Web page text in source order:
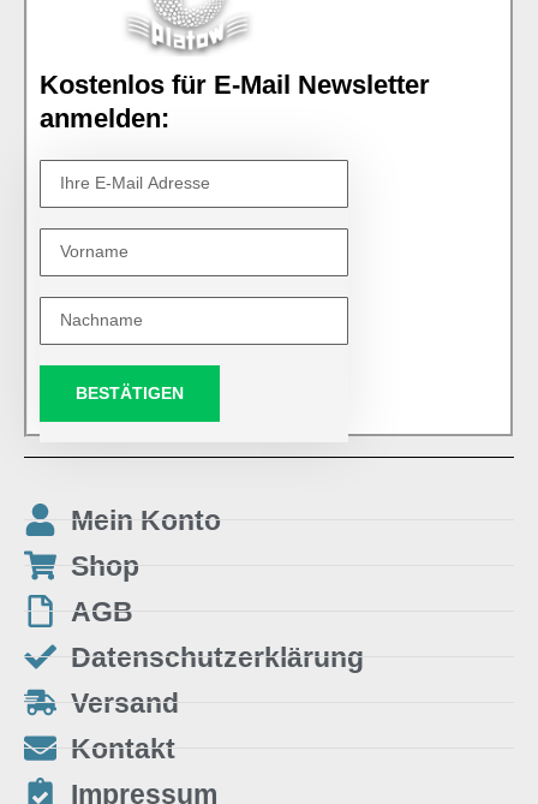
Kostenlos für E-Mail Newsletter
anmelden:
BESTÄTIGEN
Mein Konto
Shop
AGB
Datenschutzerklärung
Versand
Kontakt
Impressum